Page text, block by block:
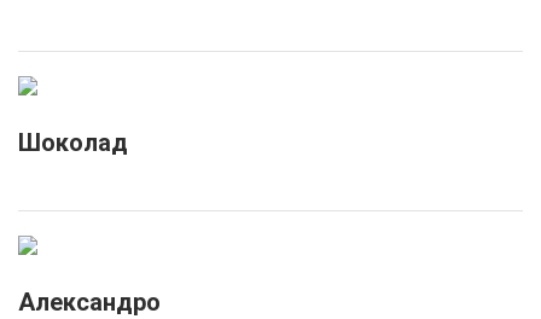
Шоколад
Александро